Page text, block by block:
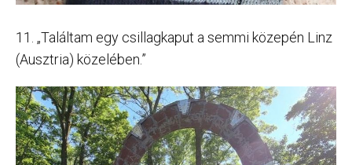
11. „Találtam egy csillagkaput a semmi közepén Linz
(Ausztria) közelében.”